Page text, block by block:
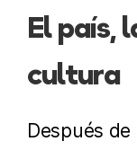
El país,
cultura
Después